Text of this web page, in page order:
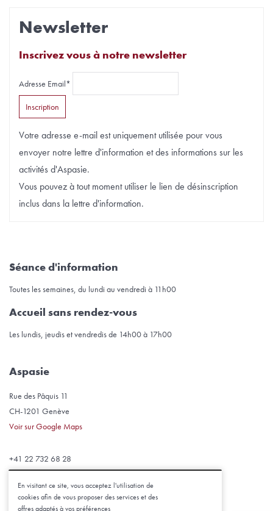
Newsletter
Inscrivez vous à notre newsletter
Adresse Email*
Votre adresse e-mail est uniquement utilisée pour vous
envoyer notre lettre d'information et des informations sur les
activités d'Aspasie.
Vous pouvez à tout moment utiliser le lien de désinscription
inclus dans la lettre d'information.
Séance d'information
Toutes les semaines, du lundi au vendredi à 11h00
Accueil sans rendez-vous
Les lundis, jeudis et vendredis de 14h00 à 17h00
Aspasie
Rue des Pâquis 11
CH-1201 Genève
Voir sur Google Maps
+41 22 732 68 28
aspasie@aspasie.ch
2026 © Aspasie |Mentions légales
En visitant ce site, vous acceptez l'utilisation de
cookies afin de vous proposer des services et des
offres adaptés à vos préférences